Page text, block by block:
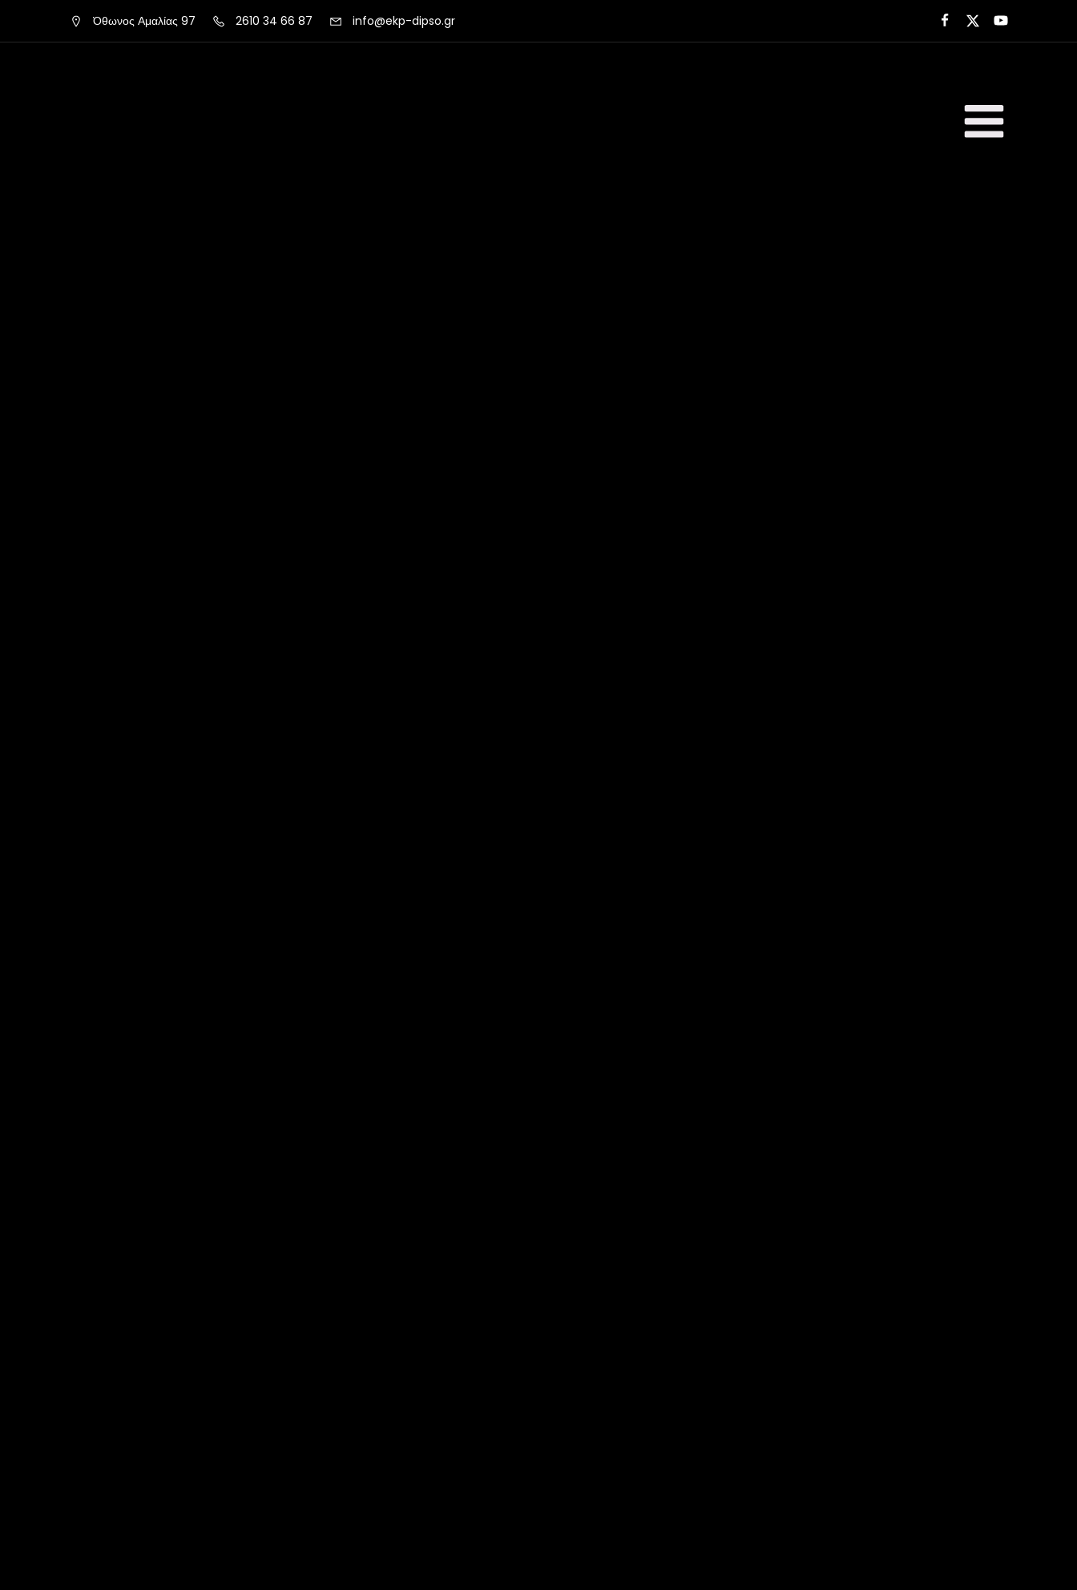
Όθωνος Αμαλίας 97 2610 34 66 87 info@ekp-dipso.gr